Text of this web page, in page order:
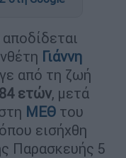
αποδίδεται
Γιάννη
από τη ζωή
84 ετών, μετά
ΜΕΘ του
εισήχθη
Παρασκευής 5